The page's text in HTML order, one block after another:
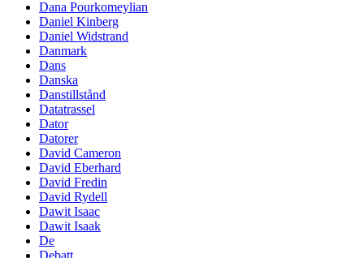
Dana Pourkomeylian
Daniel Kinberg
Daniel Widstrand
Danmark
Dans
Danska
Danstillstånd
Datatrassel
Dator
Datorer
David Cameron
David Eberhard
David Fredin
David Rydell
Dawit Isaac
Dawit Isaak
De
Debatt